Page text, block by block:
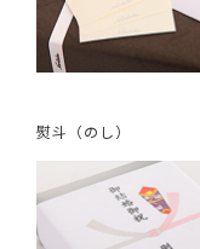
熨斗（のし）